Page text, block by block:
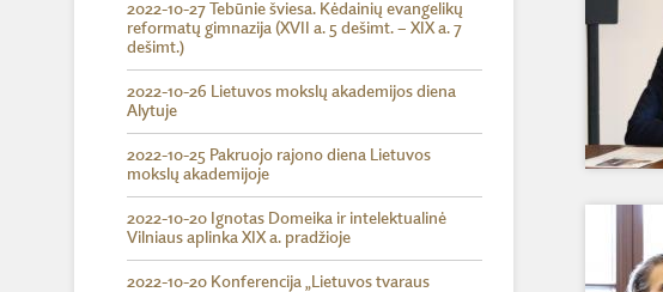
2022-10-27 Tebūnie šviesa. Kėdainių evangelikų
reformatų gimnazija (XVII a. 5 dešimt. – XIX a. 7
dešimt.)
2022-10-26 Lietuvos mokslų akademijos diena
Alytuje
2022-10-25 Pakruojo rajono diena Lietuvos
mokslų akademijoje
2022-10-20 Ignotas Domeika ir intelektualinė
Vilniaus aplinka XIX a. pradžioje
2022-10-20 Konferencija „Lietuvos tvaraus